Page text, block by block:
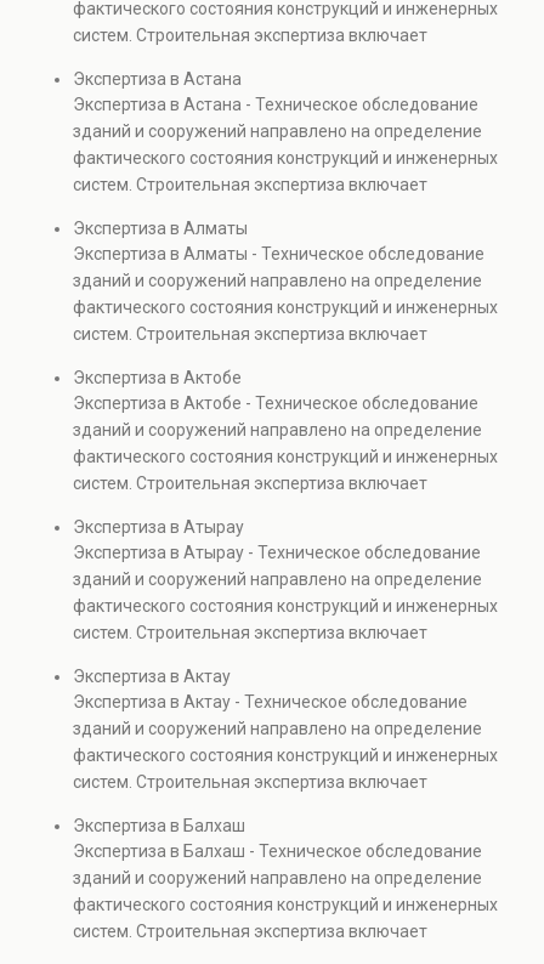
повысить эффективность
управления
инвестициями.
фактических работ с
проектом. Строительный
финансовый аудит
помогает снизить
финансовые риски,
предотвратить
перерасход бюджета и
управления
строительными
инвестициями.
недвижимости.
скрытые дефекты и
анализируется износ
необходима при
реконструкции,
капитальном ремонте и
эксплуатации объектов
фактического состояния конструкций и инженерных
систем. Строительная экспертиза включает
элементов и оценку эксплуатационной безопасности.
Услуга востребована при покупке недвижимости,
капитальном ремонте и реконструкции объектов, а
также при судебных разбирательствах и технических
проверках.
Экспертиза в Астана
Экспертиза в Астана - Техническое обследование
зданий и сооружений направлено на определение
фактического состояния конструкций и инженерных
систем. Строительная экспертиза включает
элементов и оценку эксплуатационной безопасности.
Услуга востребована при покупке недвижимости,
капитальном ремонте и реконструкции объектов, а
также при судебных разбирательствах и технических
проверках.
Экспертиза в Алматы
Экспертиза в Алматы - Техническое обследование
зданий и сооружений направлено на определение
фактического состояния конструкций и инженерных
систем. Строительная экспертиза включает
элементов и оценку эксплуатационной безопасности.
Услуга востребована при покупке недвижимости,
капитальном ремонте и реконструкции объектов, а
также при судебных разбирательствах и технических
проверках.
Экспертиза в Актобе
Экспертиза в Актобе - Техническое обследование
зданий и сооружений направлено на определение
фактического состояния конструкций и инженерных
систем. Строительная экспертиза включает
элементов и оценку эксплуатационной безопасности.
Услуга востребована при покупке недвижимости,
капитальном ремонте и реконструкции объектов, а
также при судебных разбирательствах и технических
проверках.
Экспертиза в Атырау
Экспертиза в Атырау - Техническое обследование
зданий и сооружений направлено на определение
фактического состояния конструкций и инженерных
систем. Строительная экспертиза включает
элементов и оценку эксплуатационной безопасности.
Услуга востребована при покупке недвижимости,
капитальном ремонте и реконструкции объектов, а
также при судебных разбирательствах и технических
проверках.
Экспертиза в Актау
Экспертиза в Актау - Техническое обследование
зданий и сооружений направлено на определение
фактического состояния конструкций и инженерных
систем. Строительная экспертиза включает
элементов и оценку эксплуатационной безопасности.
Услуга востребована при покупке недвижимости,
капитальном ремонте и реконструкции объектов, а
также при судебных разбирательствах и технических
проверках.
Экспертиза в Балхаш
Экспертиза в Балхаш - Техническое обследование
зданий и сооружений направлено на определение
фактического состояния конструкций и инженерных
систем. Строительная экспертиза включает